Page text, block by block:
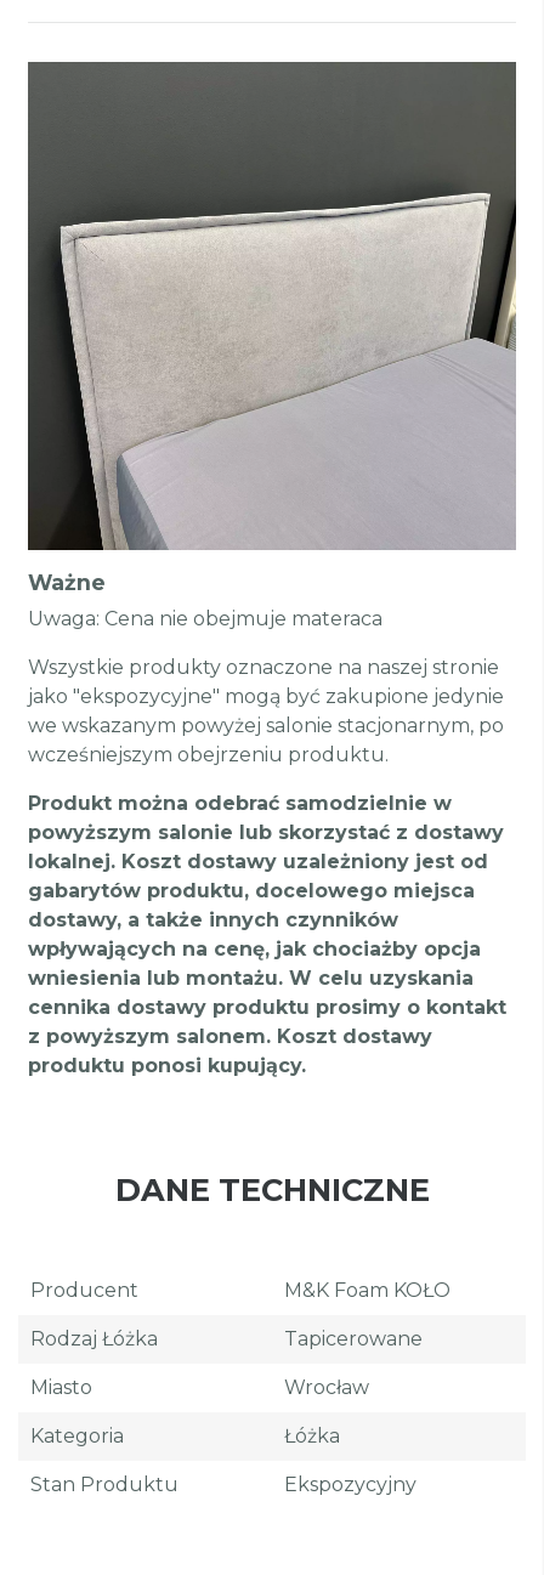
Ważne
Uwaga: Cena nie obejmuje materaca
Wszystkie produkty oznaczone na naszej stronie
jako "ekspozycyjne" mogą być zakupione jedynie
we wskazanym powyżej salonie stacjonarnym, po
wcześniejszym obejrzeniu produktu.
Produkt można odebrać samodzielnie w
powyższym salonie lub skorzystać z dostawy
lokalnej. Koszt dostawy uzależniony jest od
gabarytów produktu, docelowego miejsca
dostawy, a także innych czynników
wpływających na cenę, jak chociażby opcja
wniesienia lub montażu. W celu uzyskania
cennika dostawy produktu prosimy o kontakt
z powyższym salonem. Koszt dostawy
produktu ponosi kupujący.
DANE TECHNICZNE
Producent M&K Foam KOŁO
Rodzaj Łóżka Tapicerowane
Miasto Wrocław
Kategoria Łóżka
Stan Produktu Ekspozycyjny